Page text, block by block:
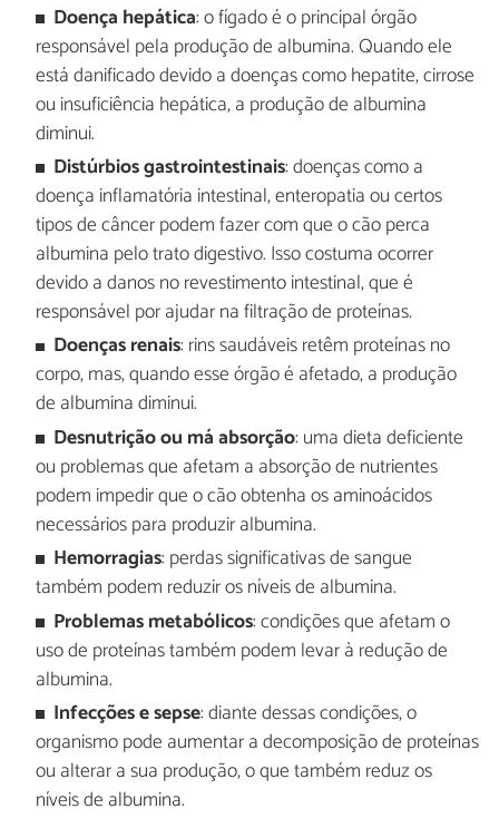
Doença hepática: o fígado é o principal órgão
responsável pela produção de albumina. Quando ele
está danificado devido a doenças como hepatite, cirrose
ou insuficiência hepática, a produção de albumina
diminui.
Distúrbios gastrointestinais: doenças como a
doença inflamatória intestinal, enteropatia ou certos
tipos de câncer podem fazer com que o cão perca
albumina pelo trato digestivo. Isso costuma ocorrer
devido a danos no revestimento intestinal, que é
responsável por ajudar na filtração de proteínas.
Doenças renais: rins saudáveis retêm proteínas no
corpo, mas, quando esse órgão é afetado, a produção
de albumina diminui.
Desnutrição ou má absorção: uma dieta deficiente
ou problemas que afetam a absorção de nutrientes
podem impedir que o cão obtenha os aminoácidos
necessários para produzir albumina.
Hemorragias: perdas significativas de sangue
também podem reduzir os níveis de albumina.
Problemas metabólicos: condições que afetam o
uso de proteínas também podem levar à redução de
albumina.
Infecções e sepse: diante dessas condições, o
organismo pode aumentar a decomposição de proteínas
ou alterar a sua produção, o que também reduz os
níveis de albumina.